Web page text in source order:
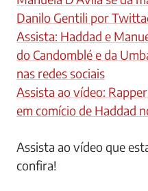
Danilo Gentili por
Assista: Haddad e
do Candomblé e da
nas redes sociais
Assista ao vídeo:
em comício de Haddad
Assista ao vídeo que
confira!